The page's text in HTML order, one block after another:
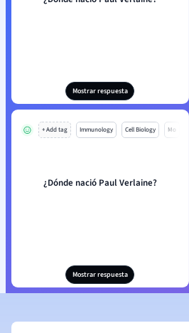
Mostrar respuesta
+ Add tag Immunology Cell Biology Mo
¿Dónde nació Paul Verlaine?
Mostrar respuesta